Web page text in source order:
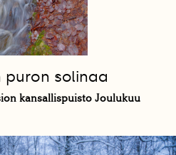
puron solinaa
kansallispuisto Joulukuu